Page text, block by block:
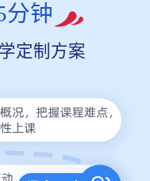
分钟
定制方案